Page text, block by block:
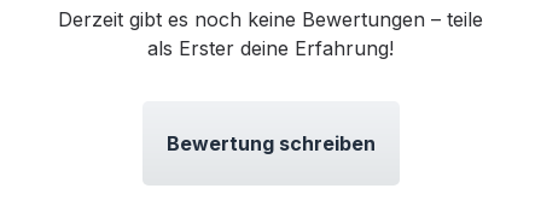
Derzeit gibt es noch keine Bewertungen – teile
als Erster deine Erfahrung!
Bewertung schreiben